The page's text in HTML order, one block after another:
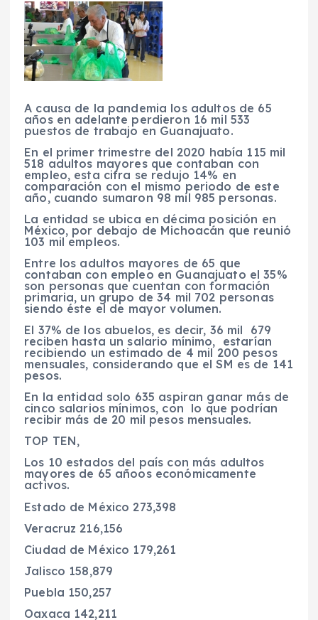
A causa de la pandemia los adultos de 65
años en adelante perdieron 16 mil 533
puestos de trabajo en Guanajuato.
En el primer trimestre del 2020 había 115 mil
518 adultos mayores que contaban con
empleo, esta cifra se redujo 14% en
comparación con el mismo periodo de este
año, cuando sumaron 98 mil 985 personas.
La entidad se ubica en décima posición en
México, por debajo de Michoacán que reunió
103 mil empleos.
Entre los adultos mayores de 65 que
contaban con empleo en Guanajuato el 35%
son personas que cuentan con formación
primaria, un grupo de 34 mil 702 personas
siendo éste el de mayor volumen.
El 37% de los abuelos, es decir, 36 mil 679
reciben hasta un salario mínimo, estarían
recibiendo un estimado de 4 mil 200 pesos
mensuales, considerando que el SM es de 141
pesos.
En la entidad solo 635 aspiran ganar más de
cinco salarios mínimos, con lo que podrían
recibir más de 20 mil pesos mensuales.
TOP TEN,
Los 10 estados del país con más adultos
mayores de 65 añoos económicamente
activos.
Estado de México 273,398
Veracruz 216,156
Ciudad de México 179,261
Jalisco 158,879
Puebla 150,257
Oaxaca 142,211